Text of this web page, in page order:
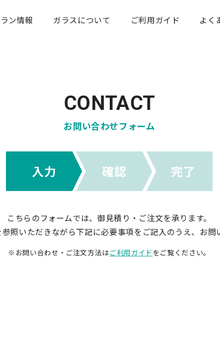
ン情報 ガラスについて ご利用ガイド よく
CONTACT
お問い合わせフォーム
こちらのフォームでは、御見積り・ご注文を承ります。
照いただきながら下記に必要事項をご記入のうえ、お
お問い合わせ・ご注文方法はご利用ガイドをご覧ください。